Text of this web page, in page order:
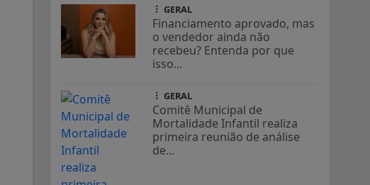
GERAL
Financiamento aprovado, mas
o vendedor ainda não
recebeu? Entenda por que
isso...
GERAL
Comitê Municipal de
Mortalidade Infantil realiza
primeira reunião de análise
de...